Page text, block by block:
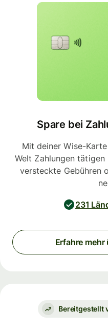
Spare bei
Mit deiner Wise-
Welt Zahlungen
versteckte Gebühren
231
Erfahre
Bereitgestellt